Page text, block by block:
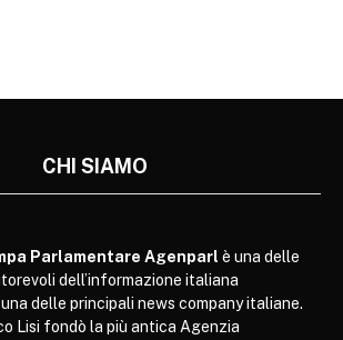
CHI SIAMO
Parlamentare Agenparl è una delle
dell’informazione italiana
delle principali news company italiane.
Lisi fondò la più antica Agenzia